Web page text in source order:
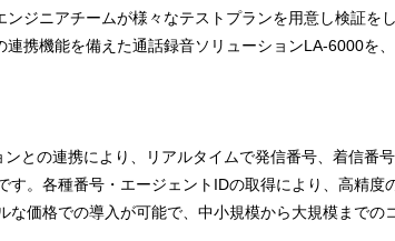
ジニアチームが様々なテストプランを用意し検証を
携機能を備えた通話録音ソリューションLA-6000を
との連携により、リアルタイムで発信番号、着信番
。各種番号・エージェントIDの取得により、高精度
価格での導入が可能で、中小規模から大規模までの